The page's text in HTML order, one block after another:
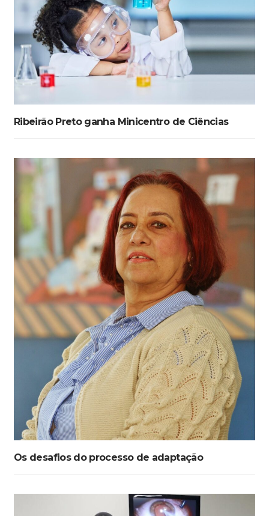
Ribeirão Preto ganha Minicentro de Ciências
Os desafios do processo de adaptação